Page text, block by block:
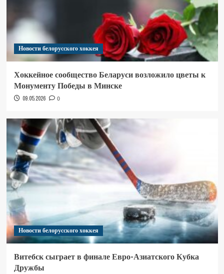
Новости белорусского хоккея
Хоккейное сообщество Беларуси возложило цветы к
Монументу Победы в Минске
09.05.2026 0
Новости белорусского хоккея
Витебск сыграет в финале Евро-Азиатского Кубка
Дружбы